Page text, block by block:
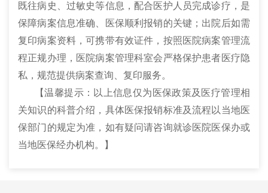
既往病史、过敏史等信息，配合医护人员完成诊疗，是
保障病案信息准确、医保顺利报销的关键；出院后如需
复印病案资料，可携带有效证件，按照医院病案管理流
程正规办理，医院病案管理科室会严格保护患者医疗隐
私，规范提供病案查询、复印服务。
【温馨提示：以上信息仅为医保政策及医疗管理相
关知识的科普介绍，具体医保报销标准及流程以当地医
保部门的规定为准，如有疑问请咨询就诊医院医保办或
当地医保经办机构。】